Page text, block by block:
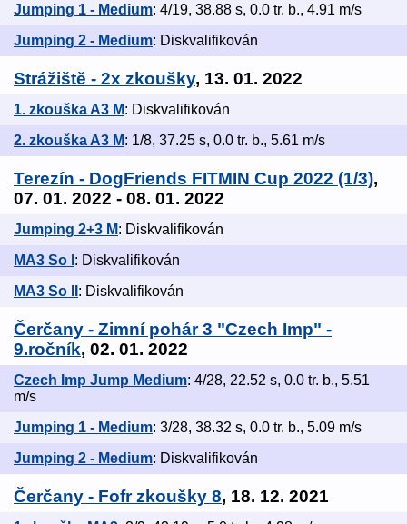
Jumping 1 - Medium: 4/19, 38.88 s, 0.0 tr. b., 4.91 m/s
Jumping 2 - Medium: Diskvalifikován
Strážiště - 2x zkoušky, 13. 01. 2022
1. zkouška A3 M: Diskvalifikován
2. zkouška A3 M: 1/8, 37.25 s, 0.0 tr. b., 5.61 m/s
Terezín - DogFriends FITMIN Cup 2022 (1/3),
07. 01. 2022 - 08. 01. 2022
Jumping 2+3 M: Diskvalifikován
MA3 So I : Diskvalifikován
MA3 So II : Diskvalifikován
Čerčany - Zimní pohár 3 "Czech Imp" -
9.ročník, 02. 01. 2022
Czech Imp Jump Medium: 4/28, 22.52 s, 0.0 tr. b., 5.51
m/s
Jumping 1 - Medium: 3/28, 38.32 s, 0.0 tr. b., 5.09 m/s
Jumping 2 - Medium: Diskvalifikován
Čerčany - Fofr zkoušky 8, 18. 12. 2021